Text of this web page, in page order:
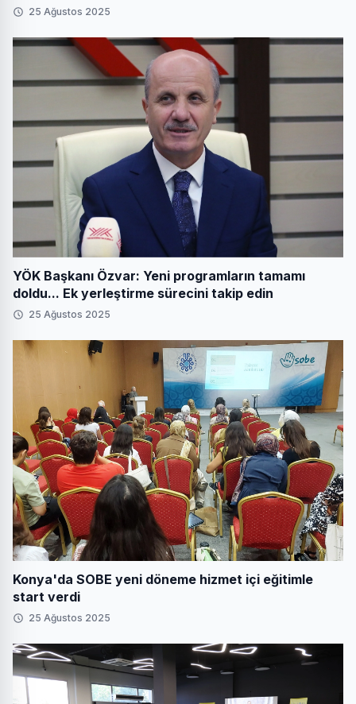
25 Ağustos 2025
YÖK Başkanı Özvar: Yeni programların tamamı
doldu... Ek yerleştirme sürecini takip edin
25 Ağustos 2025
Konya'da SOBE yeni döneme hizmet içi eğitimle
start verdi
25 Ağustos 2025